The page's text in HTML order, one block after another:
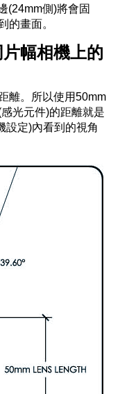
(24mm側)將會固
的畫面。
幅相機上的
離。所以使用50mm
光元件)的距離就是
設定)內看到的視角